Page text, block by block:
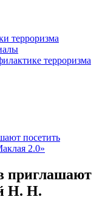
терроризма
терроризма
посетить
2.0»
приглашают
Н. Н.